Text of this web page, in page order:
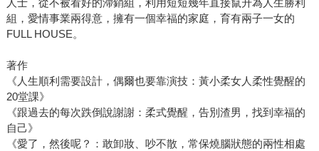
人士，從不被看好的滯銷組，利用短短幾年直接竄升為人生勝利
組，愛情事業兩得意，擁有一個幸福的家庭，育有兩子一女的
FULL HOUSE。
著作
《人生順利需要設計，偶爾也要靠演技：黃小柔女人柔性覺醒的
20堂課》
《跟過去的每次跌倒說謝謝：柔式覺醒，告別渣男，找到幸福的
自己》
《愛了，然後呢？：敢卸妝、吵不散，常保燒腦狀態的兩性相處